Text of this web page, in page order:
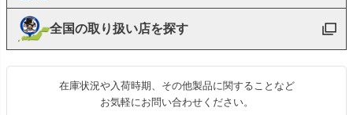
全国の取り扱い店を探す
在庫状況や入荷時期、その他製品に関することなど
お気軽にお問い合わせください。